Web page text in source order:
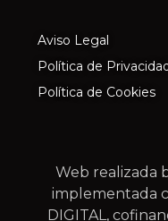
Aviso Legal
Política de
Política de Cookies
Web realizada
implementada
DIGITAL,